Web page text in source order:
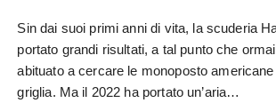
Sin dai suoi primi anni di vita, la scuderia
portato grandi risultati, a tal punto che
abituato a cercare le monoposto
griglia. Ma il 2022 ha portato un’aria…